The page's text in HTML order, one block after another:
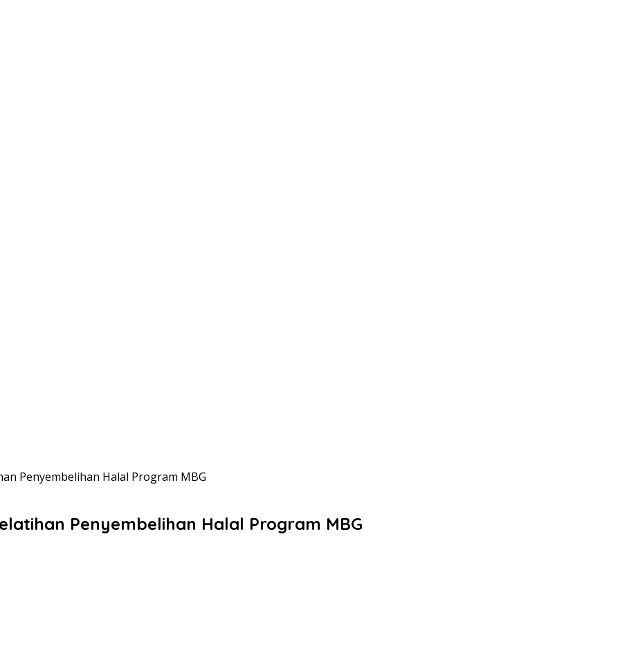
Penyembelihan Halal Program MBG
Penyembelihan Halal Program MBG